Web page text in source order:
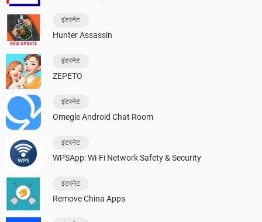
इंटरनेट
Hunter Assassin
इंटरनेट
ZEPETO
इंटरनेट
Omegle Android Chat Room
इंटरनेट
WPSApp: Wi-Fi Network Safety & Security
इंटरनेट
Remove China Apps